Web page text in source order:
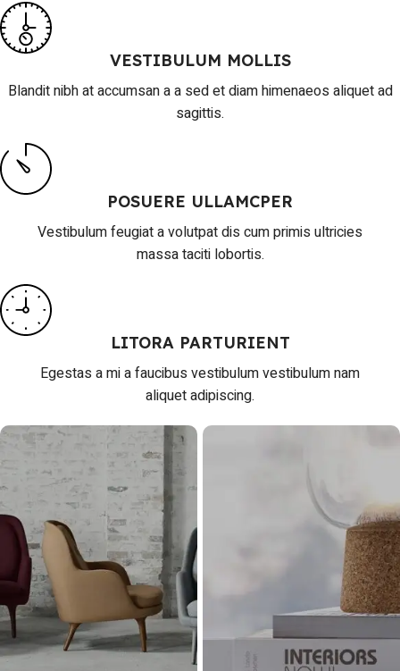
VESTIBULUM MOLLIS
Blandit nibh at accumsan a a sed et diam himenaeos aliquet ad
sagittis.
POSUERE ULLAMCPER
Vestibulum feugiat a volutpat dis cum primis ultricies
massa taciti lobortis.
LITORA PARTURIENT
Egestas a mi a faucibus vestibulum vestibulum nam
aliquet adipiscing.